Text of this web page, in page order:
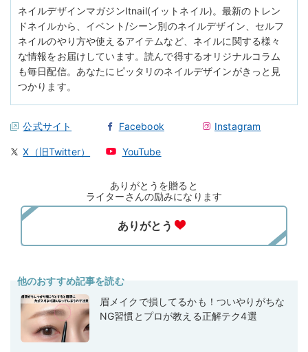
ネイルデザインマガジンItnail(イットネイル)。最新のトレン
ドネイルから、イベント/シーン別のネイルデザイン、セルフ
ネイルのやり方や使えるアイテムなど、ネイルに関する様々
な情報をお届けしています。読んで得するオリジナルコラム
も毎日配信。あなたにピッタリのネイルデザインがきっと見
つかります。
公式サイト Facebook Instagram
X（旧Twitter） YouTube
ありがとうを贈ると
ライターさんの励みになります
他のおすすめ記事を読む
眉メイクで損してるかも！ついやりがちな
NG習慣とプロが教える正解テク4選